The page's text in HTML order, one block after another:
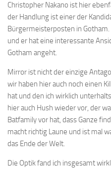
Christopher Nakano ist hier
der Handlung ist einer der
Bürgermeisterposten in
und er hat eine interessante
Gotham angeht.
Mirror ist nicht der einzige
wir haben hier auch noch einen
hat und den ich wirklich
hier auch Hush wieder vor, der
Batfamily vor hat, dass Ganze
macht richtig Laune und ist mal
das Ende der Welt.
Die Optik fand ich insgesamt